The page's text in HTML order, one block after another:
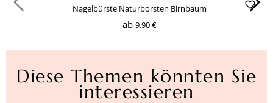
Nagelbürste Naturborsten Birnbaum
ab 9,90 €
Diese Themen könnten Sie
interessieren